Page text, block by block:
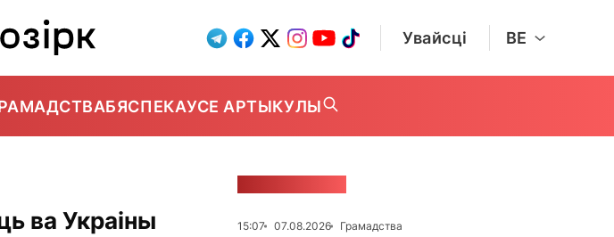
Увайсці BE
БЯСПЕКАУСЕ АРТЫКУЛЫ
ва Украіны
15:07 07.08.2026
Грамадства